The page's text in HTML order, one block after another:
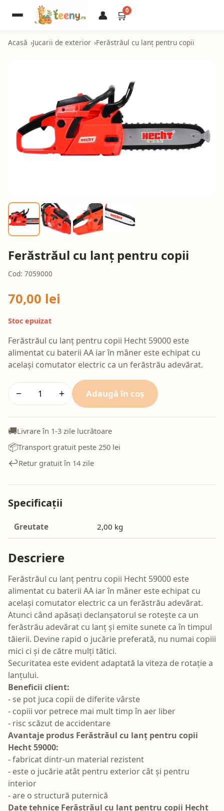
👤 🛒0
Acasă Jucarii de exterior Ferăstrăul cu lanț pentru copii
Ferăstrăul cu lanț pentru copii
Cod: 7059000
70,00 lei
Stoc epuizat
Ferăstrăul cu lanț pentru copii Hecht 59000 este
alimentat cu baterii AA iar în mâner este echipat cu
același comutator electric ca un ferăstrău adevărat.
− + Adaugă în coș
🚚Livrare în 1-3 zile lucrătoare
📦Transport gratuit peste 250 lei
↩️Retur gratuit în 14 zile
Specificații
Greutate 2,00 kg
Descriere
Ferăstrăul cu lanț pentru copii Hecht 59000 este
alimentat cu baterii AA iar în mâner este echipat cu
același comutator electric ca un ferăstrău adevărat.
Atunci când apăsați declanșatorul se rotește ca un
ferăstrău adevărat cu lanț și emite sunete ca în timpul
tăierii. Devine rapid o jucărie preferată, nu numai copiii
mici ci și de către mulți tătici.
Securitatea este evident adaptată la viteza de rotație a
lanțului.
Beneficii client:
- se pot juca copii de diferite vârste
- copiii vor petrece mai mult timp în aer liber
- risc scăzut de accidentare
Avantaje produs Ferăstrăul cu lanț pentru copii
Hecht 59000:
- fabricat dintr-un material rezistent
- este o jucărie atât pentru exterior cât și pentru
interior
- are o structură puternică
Date tehnice Ferăstrăul cu lanț pentru copii Hecht